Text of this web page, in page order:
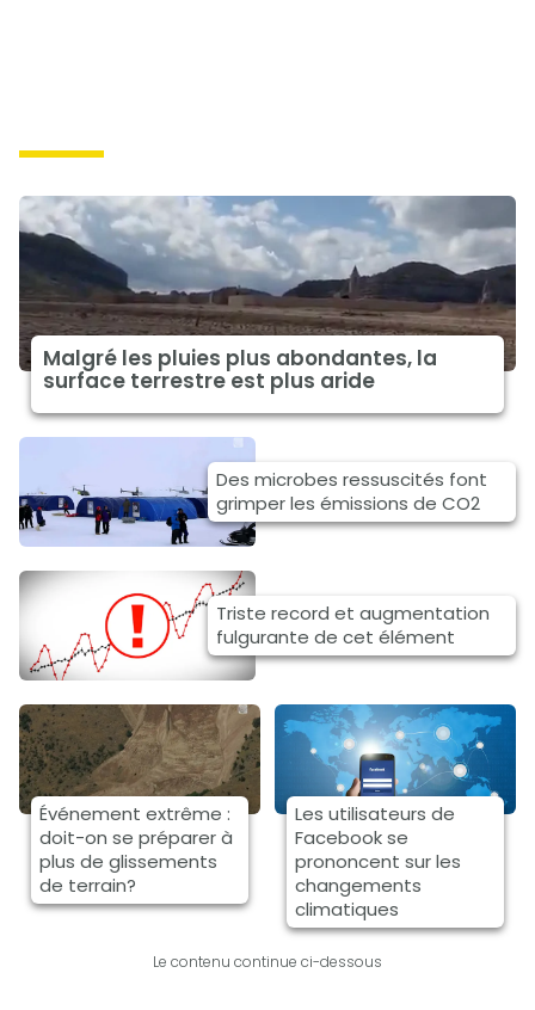
Malgré les pluies plus abondantes, la
surface terrestre est plus aride
Des microbes ressuscités font
grimper les émissions de CO2
Triste record et augmentation
fulgurante de cet élément
Événement extrême :
doit-on se préparer à
plus de glissements
de terrain?
Les utilisateurs de
Facebook se
prononcent sur les
changements
climatiques
Le contenu continue ci-dessous